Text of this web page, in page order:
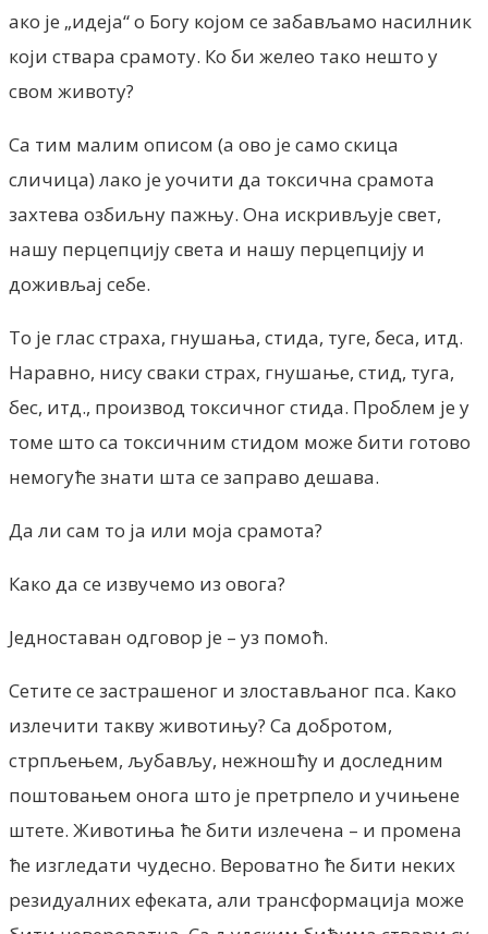
ако је „идеја“ о Богу којом се забављамо насилник
који ствара срамоту. Ко би желео тако нешто у
свом животу?
Са тим малим описом (а ово је само скица
сличица) лако је уочити да токсична срамота
захтева озбиљну пажњу. Она искривљује свет,
нашу перцепцију света и нашу перцепцију и
доживљај себе.
То је глас страха, гнушања, стида, туге, беса, итд.
Наравно, нису сваки страх, гнушање, стид, туга,
бес, итд., производ токсичног стида. Проблем је у
томе што са токсичним стидом може бити готово
немогуће знати шта се заправо дешава.
Да ли сам то ја или моја срамота?
Како да се извучемо из овога?
Једноставан одговор је – уз помоћ.
Сетите се застрашеног и злостављаног пса. Како
излечити такву животињу? Са добротом,
стрпљењем, љубављу, нежношћу и доследним
поштовањем онога што је претрпело и учињене
штете. Животиња ће бити излечена – и промена
ће изгледати чудесно. Вероватно ће бити неких
резидуалних ефеката, али трансформација може